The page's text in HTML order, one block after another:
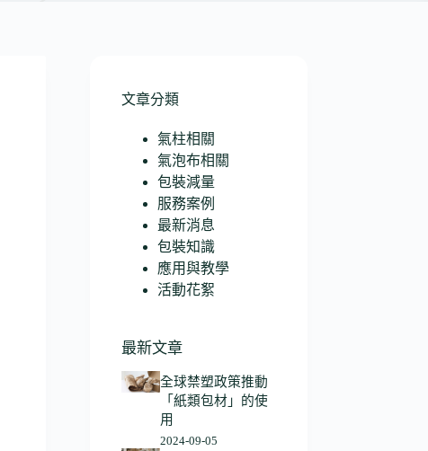
文章分類
氣柱相關
氣泡布相關
包裝減量
服務案例
最新消息
包裝知識
應用與教學
活動花絮
最新文章
全球禁塑政策推動
「紙類包材」的使
用
2024-09-05